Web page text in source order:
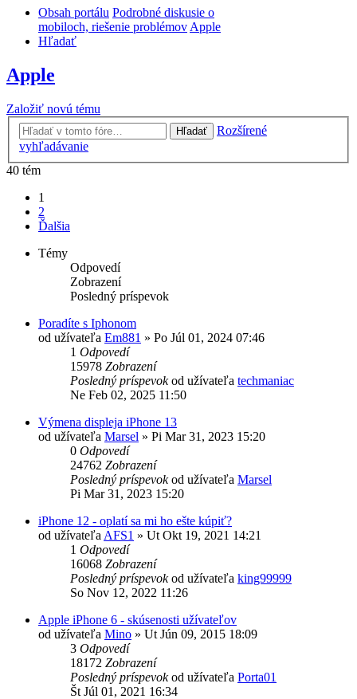
Obsah portálu Podrobné diskusie o
mobiloch, riešenie problémovApple
Hľadať
Apple
Založiť novú tému
Hľadať
Rozšírené
vyhľadávanie
40 tém
1
2
Ďalšia
Témy
Odpovedí
Zobrazení
Posledný príspevok
Poradíte s Iphonom
od užívateľa Em881 » Po Júl 01, 2024 07:46
1 Odpovedí
15978 Zobrazení
Posledný príspevokod užívateľa techmaniac
Ne Feb 02, 2025 11:50
Výmena displeja iPhone 13
od užívateľa Marsel » Pi Mar 31, 2023 15:20
0 Odpovedí
24762 Zobrazení
Posledný príspevokod užívateľa Marsel
Pi Mar 31, 2023 15:20
iPhone 12 - oplatí sa mi ho ešte kúpiť?
od užívateľa AFS1 » Ut Okt 19, 2021 14:21
1 Odpovedí
16068 Zobrazení
Posledný príspevokod užívateľa king99999
So Nov 12, 2022 11:26
Apple iPhone 6 - skúsenosti užívateľov
od užívateľa Mino » Ut Jún 09, 2015 18:09
3 Odpovedí
18172 Zobrazení
Posledný príspevokod užívateľa Porta01
Št Júl 01, 2021 16:34